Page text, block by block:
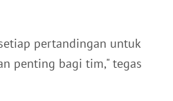
pertandingan untuk
penting bagi tim," tegas